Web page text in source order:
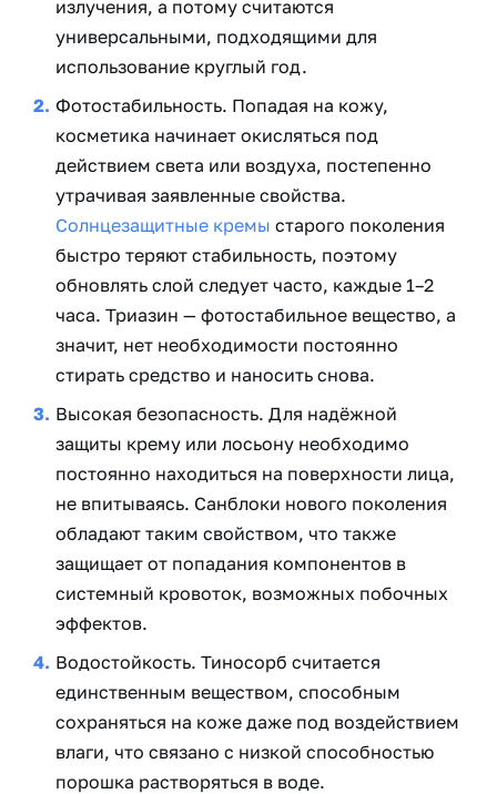
излучения, а потому считаются
универсальными, подходящими для
использование круглый год.
Фотостабильность. Попадая на кожу,
косметика начинает окисляться под
действием света или воздуха, постепенно
утрачивая заявленные свойства.
Солнцезащитные кремы старого поколения
быстро теряют стабильность, поэтому
обновлять слой следует часто, каждые 1–2
часа. Триазин — фотостабильное вещество, а
значит, нет необходимости постоянно
стирать средство и наносить снова.
Высокая безопасность. Для надёжной
защиты крему или лосьону необходимо
постоянно находиться на поверхности лица,
не впитываясь. Санблоки нового поколения
обладают таким свойством, что также
защищает от попадания компонентов в
системный кровоток, возможных побочных
эффектов.
Водостойкость. Тиносорб считается
единственным веществом, способным
сохраняться на коже даже под воздействием
влаги, что связано с низкой способностью
порошка растворяться в воде.